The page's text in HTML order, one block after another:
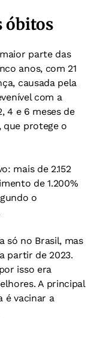
óbitos
parte das
anos, com 21
causada pela
com a
4 e 6 meses de
que protege o
mais de 2.152
de 1.200%
o
só no Brasil, mas
partir de 2023.
isso era
A principal
é vacinar a